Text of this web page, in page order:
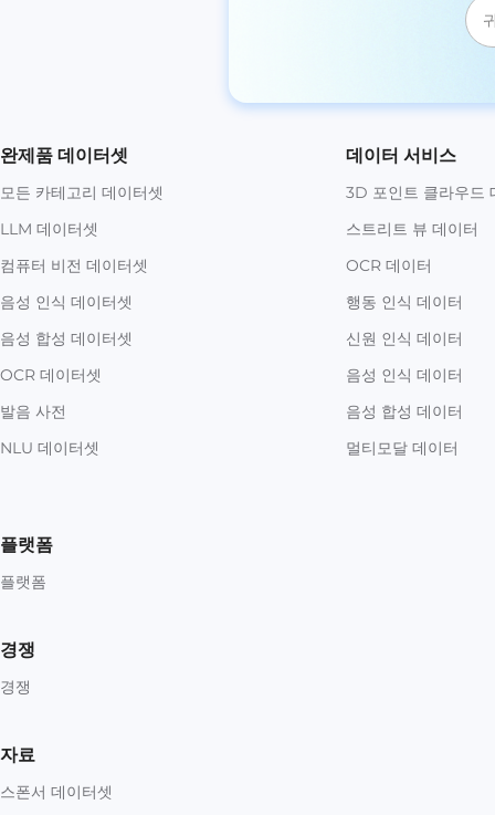
완제품 데이터셋
모든 카테고리 데이터셋
LLM 데이터셋
컴퓨터 비전 데이터셋
음성 인식 데이터셋
음성 합성 데이터셋
OCR 데이터셋
발음 사전
NLU 데이터셋
데이터 서비스
3D 포인트 클라우드
스트리트 뷰 데이터
OCR 데이터
행동 인식 데이터
신원 인식 데이터
음성 인식 데이터
음성 합성 데이터
멀티모달 데이터
플랫폼
플랫폼
경쟁
경쟁
자료
스폰서 데이터셋